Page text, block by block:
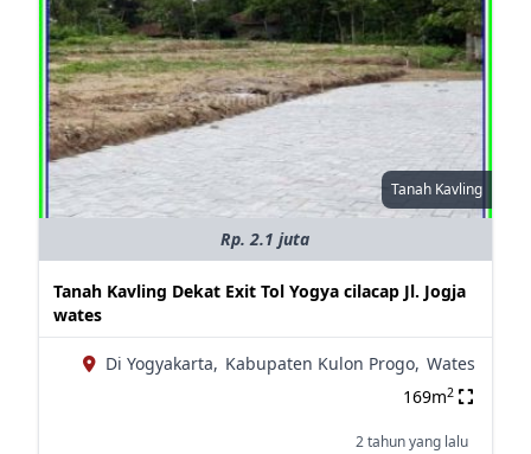
Tanah Kavling
Rp. 2.1 juta
Tanah Kavling Dekat Exit Tol Yogya cilacap Jl. Jogja
wates
Di Yogyakarta, Kabupaten Kulon Progo, Wates
169m2
2 tahun yang lalu